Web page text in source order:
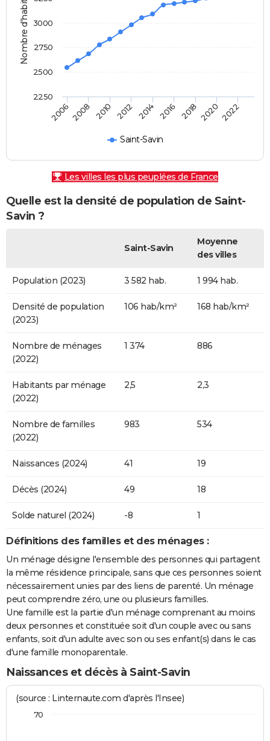
Nombre d'habitants
Saint-Savin
20062008 2010 2012 2014 2016 2018 20202022
2250
2500
2750
3000
Les villes les plus peuplées de France
Quelle est la densité de population de Saint-
Savin ?
Saint-Savin
Moyenne
des villes
Population (2023) 3 582 hab. 1 994 hab.
Densité de population
(2023)
106 hab/km² 168 hab/km²
Nombre de ménages
(2022)
1 374 886
Habitants par ménage
(2022)
2,5 2,3
Nombre de familles
(2022)
983 534
Naissances (2024) 41 19
Décès (2024) 49 18
Solde naturel (2024) -8 1
Définitions des familles et des ménages :
Un ménage désigne l'ensemble des personnes qui partagent
la même résidence principale, sans que ces personnes soient
nécessairement unies par des liens de parenté. Un ménage
peut comprendre zéro, une ou plusieurs familles.
Une famille est la partie d'un ménage comprenant au moins
deux personnes et constituée soit d'un couple avec ou sans
enfants, soit d'un adulte avec son ou ses enfant(s) dans le cas
d'une famille monoparentale.
Naissances et décès à Saint-Savin
(source : Linternaute.com d'après l'Insee)
70